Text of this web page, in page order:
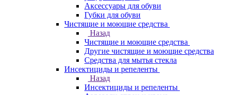
Аксессуары для обуви
Губки для обуви
Чистящие и моющие средства
Назад
Чистящие и моющие средства
Другие чистящие и моющие средства
Средства для мытья стекла
Инсектициды и репеленты
Назад
Инсектициды и репеленты